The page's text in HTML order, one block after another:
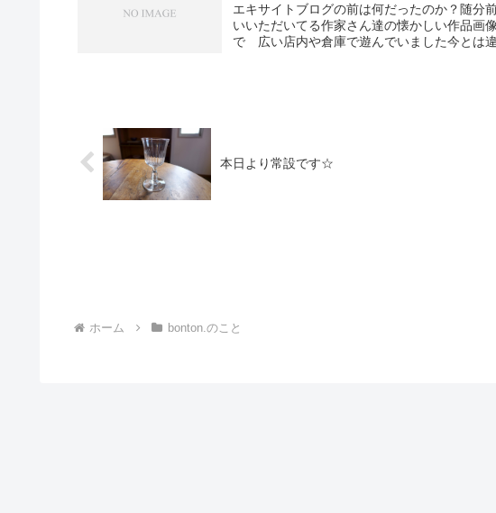
エキサイトブログの前は何だったのか？随分
いいただいてる作家さん達の懐かしい作品画
で 広い店内や倉庫で遊んでいました今とは
本日より常設です☆
ホーム bonton.のこと